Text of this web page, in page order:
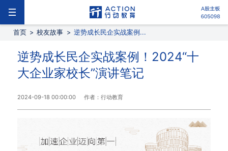
首页 > 校友故事 > 逆势成长民企实战案例...
逆势成长民企实战案例！2024“十
大企业家校长”演讲笔记
2024-09-18 00:00:00 作者：行动教育